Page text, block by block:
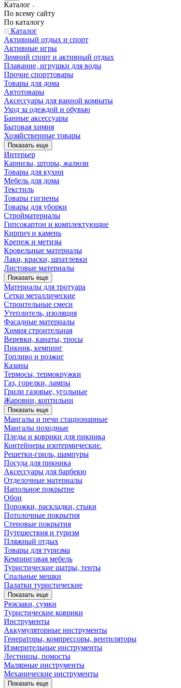
Каталог
По всему сайту
По каталогу
Каталог
Активный отдых и спорт
Активные игры
Зимний спорт и активный отдых
Плавание, игрушки для воды
Прочие спорттовары
Товары для дома
Автотовары
Аксессуары для ванной комнаты
Уход за одеждой и обувью
Банные аксессуары
Бытовая химия
Хозяйственные товары
Показать еще
Интерьер
Карнизы, шторы, жалюзи
Товары для кухни
Мебель для дома
Текстиль
Товары гигиены
Товары для уборки
Стройматериалы
Гипсокартон и комплектующие
Кирпич и камень
Крепеж и метизы
Кровельные материалы
Лаки, краски, шпатлевки
Листовые материалы
Показать еще
Материалы для тротуара
Сетки металлические
Строительные смеси
Утеплитель, изоляция
Фасадные материалы
Химия строительная
Веревки, канаты, тросы
Пикник, кемпинг
Топливо и розжиг
Казаны
Термосы, термокружки
Газ, горелки, лампы
Грили газовые, угольные
Жаровни, коптильни
Показать еще
Мангалы и печи стационарные
Мангалы походные
Пледы и коврики для пикника
Контейнеры изотермические.
Решетки-гриль, шампуры
Посуда для пикника
Аксессуары для барбекю
Отделочные материалы
Напольное покрытие
Обои
Порожки, раскладки, стыки
Потолочные покрытия
Стеновые покрытия
Путешествия и туризм
Пляжный отдых
Товары для туризма
Кемпинговая мебель
Туристические шатры, тенты
Спальные мешки
Палатки туристические
Показать еще
Рюкзаки, сумки
Туристические коврики
Инструменты
Аккумуляторные инструменты
Генераторы, компрессоры, вентиляторы
Измерительные инструменты
Лестницы, помосты
Малярные инструменты
Механические инструменты
Показать еще